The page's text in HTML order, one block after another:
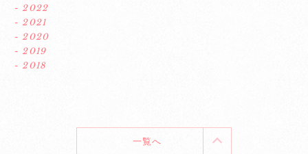
- 2022
- 2021
- 2020
- 2019
- 2018
一覧へ